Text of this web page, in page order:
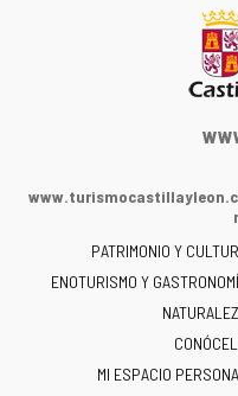
la
de
y
-
PATRIMONIO Y
ENOTURISMO Y
MI ESPACIO